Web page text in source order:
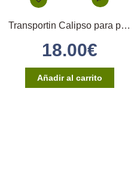
Transportin Calipso para perros
18.00€
Añadir al carrito